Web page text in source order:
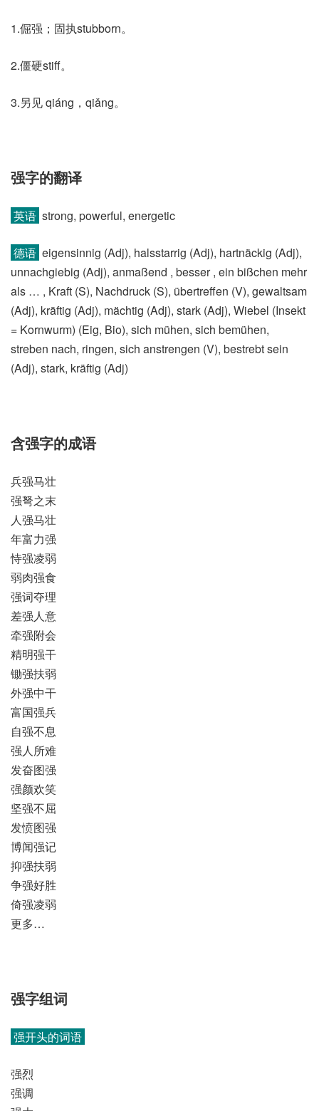
1.倔强；固执stubborn。
2.僵硬stiff。
3.另见 qiáng，qiǎng。
强字的翻译
英语 strong, powerful, energetic
德语 eigensinnig (Adj)​, halsstarrig (Adj)​, hartnäckig (Adj)​,
unnachgiebig (Adj)​, anmaßend , besser , ein bißchen mehr
als … , Kraft (S)​, Nachdruck (S)​, übertreffen (V)​, gewaltsam
(Adj)​, kräftig (Adj)​, mächtig (Adj)​, stark (Adj)​, Wiebel (Insekt
= Kornwurm)​ (Eig, Bio)​, sich mühen, sich bemühen,
streben nach, ringen, sich anstrengen (V)​, bestrebt sein
(Adj)​, stark, kräftig (Adj)
含强字的成语
兵强马壮
强弩之末
人强马壮
年富力强
恃强凌弱
弱肉强食
强词夺理
差强人意
牵强附会
精明强干
锄强扶弱
外强中干
富国强兵
自强不息
强人所难
发奋图强
强颜欢笑
坚强不屈
发愤图强
博闻强记
抑强扶弱
争强好胜
倚强凌弱
更多…
强字组词
强开头的词语
强烈
强调